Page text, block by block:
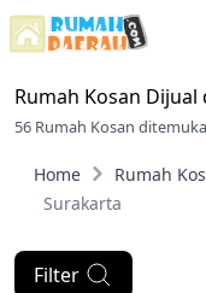
Rumah Kosan Dijual
56 Rumah Kosan
Home Rumah
Surakarta
Filter